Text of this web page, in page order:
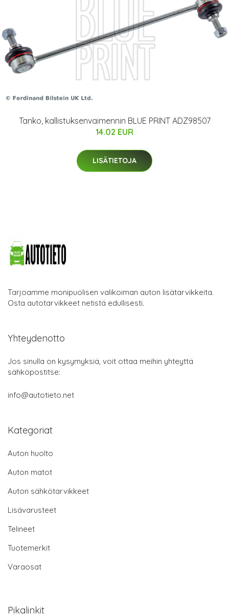
Tanko, kallistuksenvaimennin BLUE PRINT ADZ98507
14.02 EUR
LISÄTIETOJA
Tarjoamme monipuolisen valikoiman auton lisätarvikkeita.
Osta autotarvikkeet netistä edullisesti.
Yhteydenotto
Jos sinulla on kysymyksiä, voit ottaa meihin yhteyttä
sähköpostitse:
info@autotieto.net
Kategoriat
Auton huolto
Auton matot
Auton sähkötarvikkeet
Lisävarusteet
Telineet
Tuotemerkit
Varaosat
Pikalinkit